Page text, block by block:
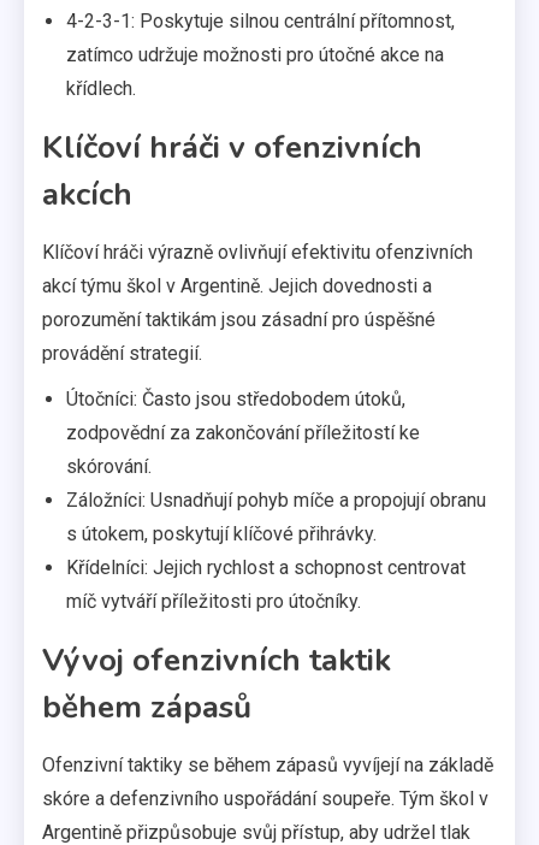
4-2-3-1: Poskytuje silnou centrální přítomnost,
zatímco udržuje možnosti pro útočné akce na
křídlech.
Klíčoví hráči v ofenzivních
akcích
Klíčoví hráči výrazně ovlivňují efektivitu ofenzivních
akcí týmu škol v Argentině. Jejich dovednosti a
porozumění taktikám jsou zásadní pro úspěšné
provádění strategií.
Útočníci: Často jsou středobodem útoků,
zodpovědní za zakončování příležitostí ke
skórování.
Záložníci: Usnadňují pohyb míče a propojují obranu
s útokem, poskytují klíčové přihrávky.
Křídelníci: Jejich rychlost a schopnost centrovat
míč vytváří příležitosti pro útočníky.
Vývoj ofenzivních taktik
během zápasů
Ofenzivní taktiky se během zápasů vyvíjejí na základě
skóre a defenzivního uspořádání soupeře. Tým škol v
Argentině přizpůsobuje svůj přístup, aby udržel tlak